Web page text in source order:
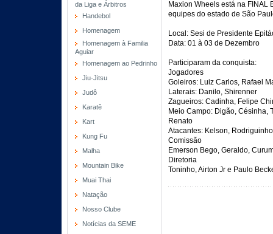
da Liga e Árbitros
Handebol
Homenagem
Homenagem à Familia
Aguiar
Homenagem ao Pedrinho
Jiu-Jitsu
Judô
Karatê
Kart
Kung Fu
Malha
Mountain Bike
Muai Thai
Natação
Nosso Clube
Notícias da SEME
Maxion Wheels está na FINAL
equipes do estado de São
Local: Sesi de Presidente
Data: 01 à 03 de Dezembro
Participaram da conquista:
Jogadores
Goleiros: Luiz Carlos, Rafael
Laterais: Danilo, Shirenner
Zagueiros: Cadinha, Felipe
Meio Campo: Digão, Césinha,
Renato
Atacantes: Kelson,
Comissão
Emerson Bego, Geraldo,
Diretoria
Toninho, Airton Jr e Paulo